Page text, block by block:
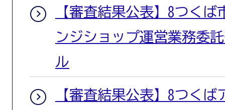
【審査結果公表】8つく
ンジショップ運営業務委
ル
【審査結果公表】8つく